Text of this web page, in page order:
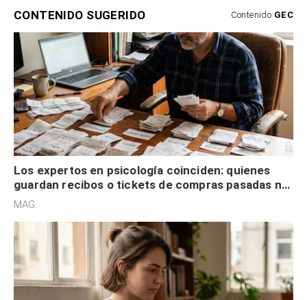
CONTENIDO SUGERIDO Contenido GEC
Los expertos en psicología coinciden: quienes
guardan recibos o tickets de compras pasadas no
son acumuladores, sino que tienen necesidad de
MAG.